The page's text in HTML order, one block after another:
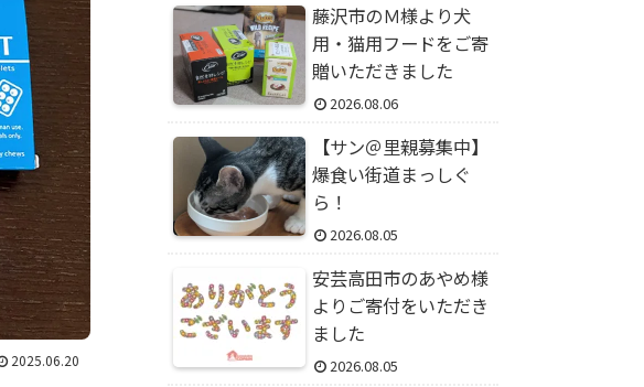
2025.06.20
藤沢市のＭ様より犬
用・猫用フードをご寄
贈いただきました
2026.08.06
【サン＠里親募集中】
爆食い街道まっしぐ
ら！
2026.08.05
安芸高田市のあやめ様
よりご寄付をいただき
ました
2026.08.05